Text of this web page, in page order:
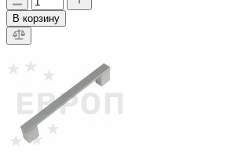
В корзину